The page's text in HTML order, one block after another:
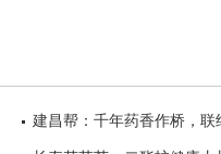
建昌帮：千年药香作桥，联